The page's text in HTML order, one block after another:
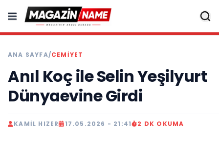
ANA SAYFA/CEMIYET
Anıl Koç ile Selin Yeşilyurt
Dünyaevine Girdi
KAMIL HIZER 17.05.2026 - 21:41 2 DK OKUMA